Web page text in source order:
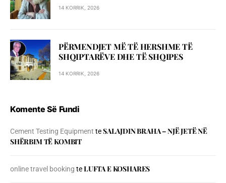
14 KORRIK, 2026
PËRMENDJET MË TË HERSHME TË
SHQIPTARËVE DHE TË SHQIPES
14 KORRIK, 2026
Komente Së Fundi
Cement Testing Equipment teSALAJDIN BRAHA – NJЁ JETЁ NЁ
SHЁRBIM TЁ KOMBIT
online travel booking teLUFTA E KOSHARES